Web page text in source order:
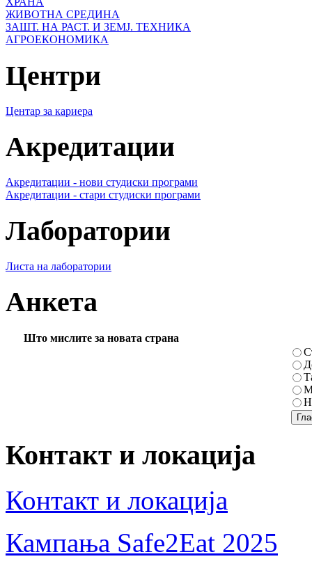
ЖИВОТНА СРЕДИНА
ЗАШТ. НА РАСТ. И ЗЕМЈ. ТЕХНИКА
АГРОЕКОНОМИКА
Центри
Центар за кариера
Акредитации
Акредитации - нови студиски програми
Акредитации - стари студиски програми
Лаборатории
Листа на лаборатории
Анкета
Што мислите за новата страна
Контакт и локација
Контакт и локација
Кампања Safe2Eat 2025